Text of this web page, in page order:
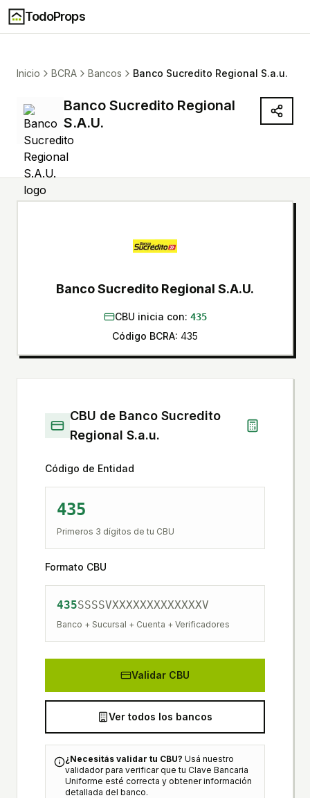
TodoProps
Inicio BCRA Bancos Banco Sucredito Regional S.a.u.
Banco Sucredito Regional
S.A.U.
Banco Sucredito Regional S.A.U.
CBU inicia con: 435
Código BCRA: 435
CBU de Banco Sucredito
Regional S.a.u.
Código de Entidad
435
Primeros 3 dígitos de tu CBU
Formato CBU
435SSSSVXXXXXXXXXXXXXV
Banco + Sucursal + Cuenta + Verificadores
Validar CBU
Ver todos los bancos
¿Necesitás validar tu CBU? Usá nuestro
validador para verificar que tu Clave Bancaria
Uniforme esté correcta y obtener información
detallada del banco.